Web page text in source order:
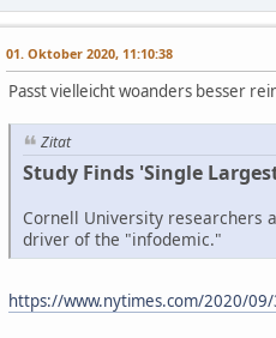
01. Oktober 2020, 11:10:38
Passt vielleicht woanders besser
Zitat
Study Finds 'Single
Cornell University researchers
driver of the "infodemic."
https://www.nytimes.com/2020/